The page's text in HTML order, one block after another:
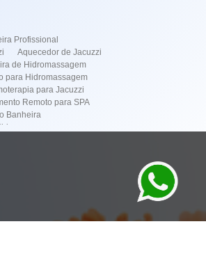
Profissional
Aquecedor de Jacuzzi
de Hidromassagem
para Hidromassagem
para Jacuzzi
Remoto para SPA
Banheira